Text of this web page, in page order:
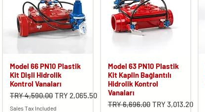
Model 66 PN10 Plastik
Kit Dişli Hidrolik
Kontrol Vanaları
Regular Price
TRY 4,590.00 Sale Price
TRY 2,065.50
Sales Tax Included
Model 63 PN10 Plastik
Kit Kaplin Bağlantılı
Hidrolik Kontrol
Vanaları
Regular Price
TRY 6,696.00 Sale Price
TRY 3,013.20